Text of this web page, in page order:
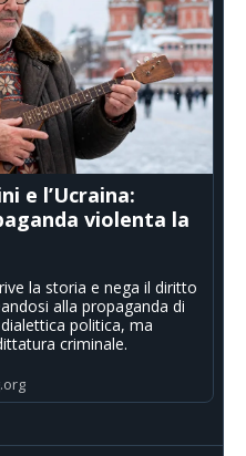
e l’Ucraina:
violenta la
la storia e nega il diritto
alla propaganda di
politica, ma
criminale.